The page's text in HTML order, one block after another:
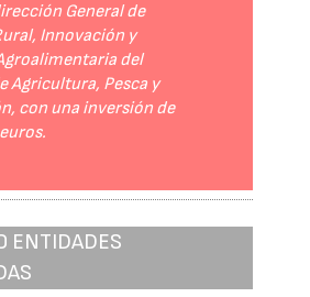
General de
Innovación y
del
Agricultura, Pesca y
con una inversión de
ENTIDADES